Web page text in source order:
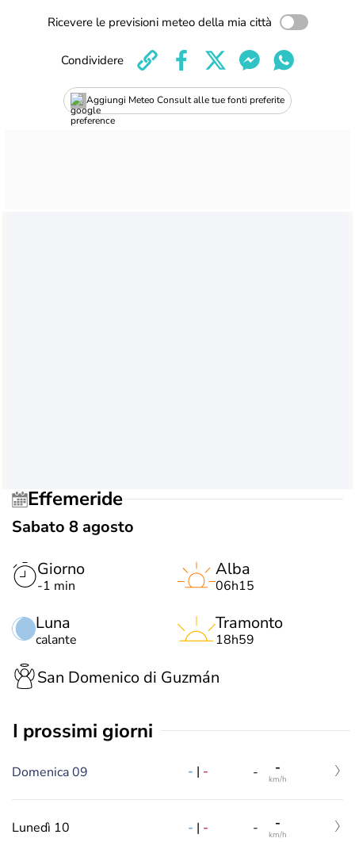
Ricevere le previsioni meteo della mia città
Aggiungi Meteo Consult alle tue fonti preferite
Condividere
Effemeride
Sabato 8 agosto
Giorno
-1 min
Luna
calante
Alba
06h15
Tramonto
18h59
San Domenico di Guzmán
i prossimi giorni
Domenica 09 - | - - -
km/h
Lunedì 10 - | - - -
km/h